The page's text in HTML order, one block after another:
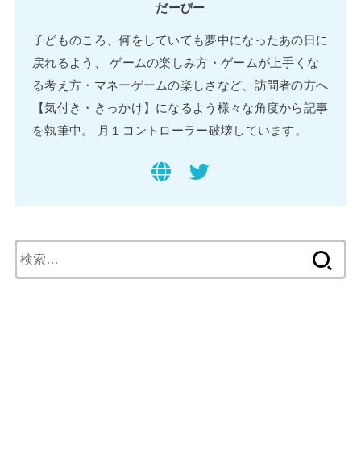
だーびー
子どものころ、何をしていても夢中になったあの日に
戻れるよう、 ゲームの楽しみ方・ゲームが上手くな
る考え方・マネーゲームの楽しさなど、訪問者の方へ
【気付き・きっかけ】になるよう様々な角度から記事
を執筆中。 月１コントローラー破壊しています。
索